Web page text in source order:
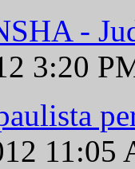
-
3:20